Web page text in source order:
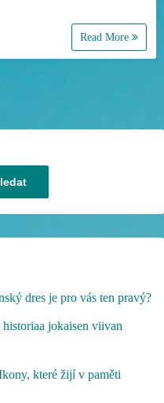
Read More
dres je pro vás ten pravý?
jokaisen viivan
které žijí v paměti